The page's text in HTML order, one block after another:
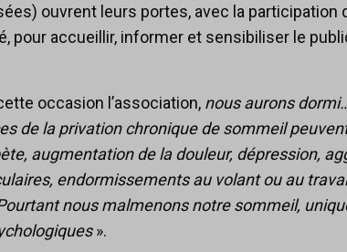
ouvrent leurs portes, avec la participation
pour accueillir, informer et sensibiliser le
occasion l’association, nous aurons
de la privation chronique de sommeil
augmentation de la douleur, dépression,
endormissements au volant ou au
nous malmenons notre sommeil,
».